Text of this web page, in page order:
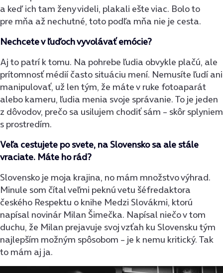
a keď ich tam ženy videli, plakali ešte viac. Bolo to
pre mňa až nechutné, toto podľa mňa nie je cesta.
Nechcete v ľuďoch vyvolávať emócie?
Aj to patrí k tomu. Na pohrebe ľudia obvykle plačú, ale
prítomnosť médií často situáciu mení. Nemusíte ľudí ani
manipulovať, už len tým, že máte v ruke fotoaparát
alebo kameru, ľudia menia svoje správanie. To je jeden
z dôvodov, prečo sa usilujem chodiť sám – skôr splyniem
s prostredím.
Veľa cestujete po svete, na Slovensko sa ale stále
vraciate. Máte ho rád?
Slovensko je moja krajina, no mám množstvo výhrad.
Minule som čítal veľmi peknú vetu šéfredaktora
českého Respektu o knihe Medzi Slovákmi, ktorú
napísal novinár Milan Šimečka. Napísal niečo v tom
duchu, že Milan prejavuje svoj vzťah ku Slovensku tým
najlepším možným spôsobom – je k nemu kritický. Tak
to mám aj ja.